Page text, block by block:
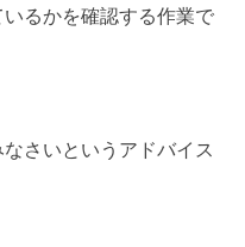
るかを確認する作業で
さいというアドバイス